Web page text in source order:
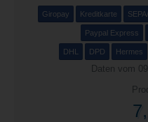
Giropay Kreditkarte
Paypal Express
DHL DPD Hermes
Daten vom